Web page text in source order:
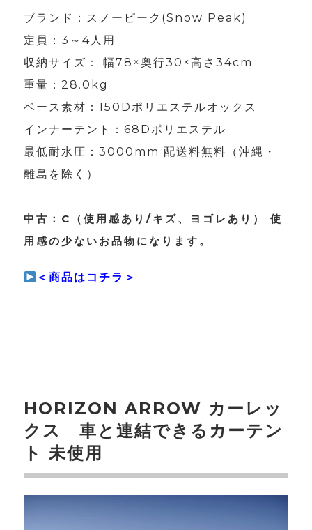
ブランド：スノーピーク(Snow Peak)
定員：3～4人用
収納サイズ： 幅78×奥行30×高さ34cm
重量：28.0kg
ベース素材：150Dポリエステルオックス
インナーテント：68Dポリエステル
最低耐水圧：3000mm 配送料無料（沖縄・
離島を除く）
中古：C（使用感あり/キズ、ヨゴレあり） 使
用感の少ないお品物になります。
＜商品はコチラ＞
HORIZON ARROW カーレッ
クス 車と連結できるカーテン
ト 未使用